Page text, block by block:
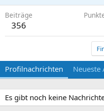
Beiträge
356
Profilnachrichten Neueste
Es gibt noch keine